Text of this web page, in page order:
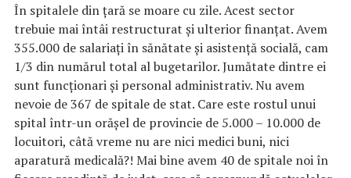
În spitalele din țară se moare cu zile. Acest sector
trebuie mai întâi restructurat şi ulterior finanţat. Avem
355.000 de salariaţi în sănătate şi asistenţă socială, cam
1/3 din numărul total al bugetarilor. Jumătate dintre ei
sunt funcţionari şi personal administrativ. Nu avem
nevoie de 367 de spitale de stat. Care este rostul unui
spital într-un orăşel de provincie de 5.000 – 10.000 de
locuitori, câtă vreme nu are nici medici buni, nici
aparatură medicală?! Mai bine avem 40 de spitale noi în